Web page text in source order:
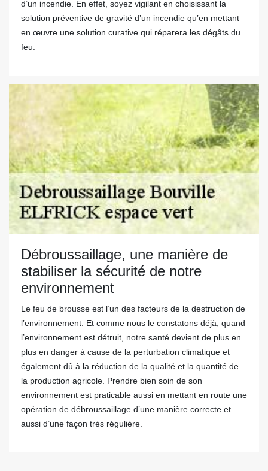
d’un incendie. En effet, soyez vigilant en choisissant la
solution préventive de gravité d’un incendie qu’en mettant
en œuvre une solution curative qui réparera les dégâts du
feu.
Débroussaillage, une manière de
stabiliser la sécurité de notre
environnement
Le feu de brousse est l’un des facteurs de la destruction de
l’environnement. Et comme nous le constatons déjà, quand
l’environnement est détruit, notre santé devient de plus en
plus en danger à cause de la perturbation climatique et
également dû à la réduction de la qualité et la quantité de
la production agricole. Prendre bien soin de son
environnement est praticable aussi en mettant en route une
opération de débroussaillage d’une manière correcte et
aussi d’une façon très régulière.